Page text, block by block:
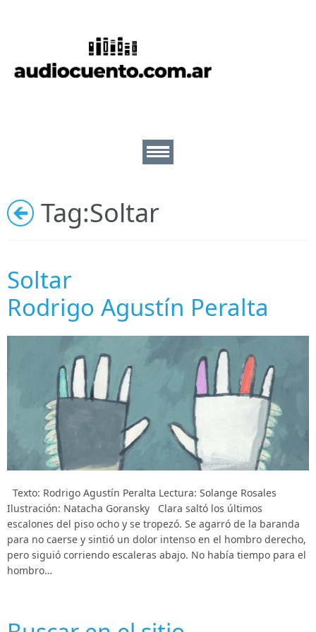
Ilustradores
Nosotros
Tag:Soltar
Soltar
Rodrigo Agustín Peralta
Texto: Rodrigo Agustín Peralta Lectura: Solange Rosales
Ilustración: Natacha Goransky Clara saltó los últimos
escalones del piso ocho y se tropezó. Se agarró de la baranda
para no caerse y sintió un dolor intenso en el hombro derecho,
pero siguió corriendo escaleras abajo. No había tiempo para el
hombro…